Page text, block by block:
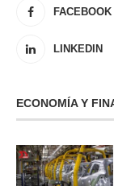
FACEBOOK
LINKEDIN
ECONOMÍA Y